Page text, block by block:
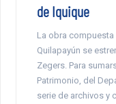
de Iquique
La obra
Quilapayún se
Zegers. Para
Patrimonio, del
serie de archivos y